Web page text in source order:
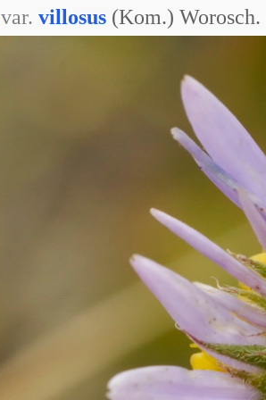
var. villosus (Kom.) Worosch.